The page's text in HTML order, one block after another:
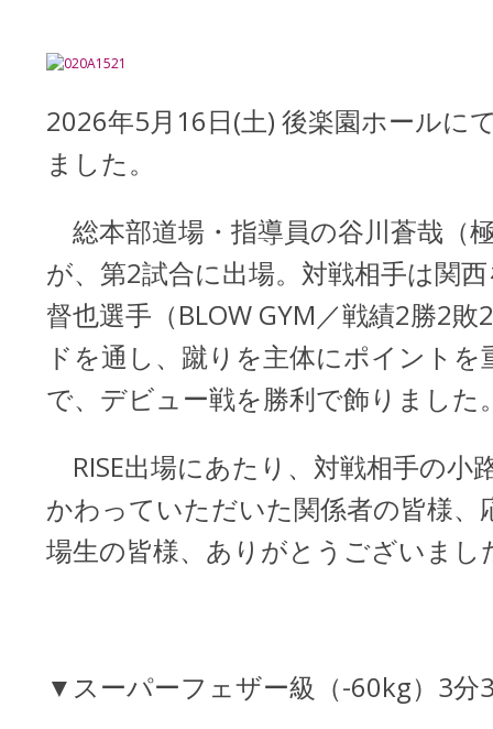
2026年5月16日(土) 後楽園ホールに
ました。
総本部道場・指導員の谷川蒼哉（
が、第2試合に出場。対戦相手は関
督也選手（BLOW GYM／戦績2勝2
ドを通し、蹴りを主体にポイント
で、デビュー戦を勝利で飾りました
RISE出場にあたり、対戦相手の小
かわっていただいた関係者の皆様、
場生の皆様、ありがとうございまし
▼スーパーフェザー級（-60kg）3分